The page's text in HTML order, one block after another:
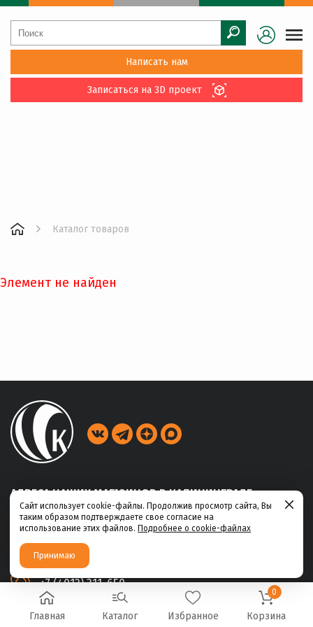
Написать нам
Записаться на 3D проект
Каталог товаров
Элемент не найден
АДРЕСА НАШИХ МАГАЗИНОВ В КАЛИНИНГРАДЕ
ул. Габайдулина, 39
+7 (4012) 311-456
ул. Ю.Маточкина, 2а
+7 (4012) 311-650
Главная Каталог Избранное
0
Корзина
Сайт использует cookie-файлы. Продолжив просмотр сайта, Вы
таким образом подтверждаете свое согласие на
использование этих файлов. Подробнее о cookie-файлах
Принимаю